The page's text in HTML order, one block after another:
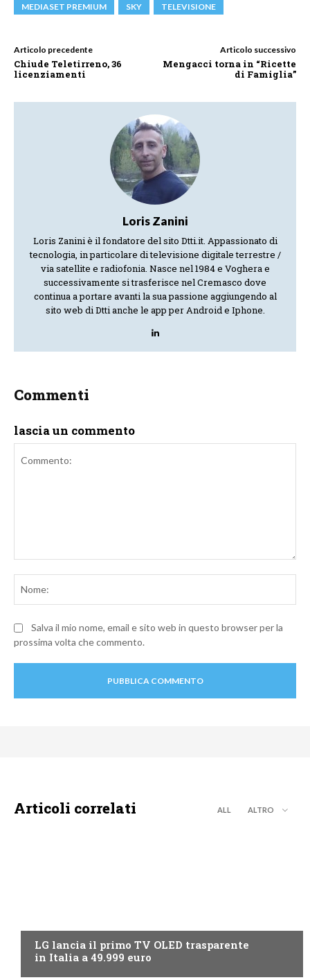
MEDIASET PREMIUM SKY TELEVISIONE
Articolo precedente
Chiude Teletirreno, 36
licenziamenti
Articolo successivo
Mengacci torna in “Ricette
di Famiglia”
Loris Zanini
Loris Zanini è il fondatore del sito Dtti.it. Appassionato di
tecnologia, in particolare di televisione digitale terrestre /
via satellite e radiofonia. Nasce nel 1984 e Voghera e
successivamente si trasferisce nel Cremasco dove
continua a portare avanti la sua passione aggiungendo al
sito web di Dtti anche le app per Android e Iphone.
Commenti
lascia un commento
Salva il mio nome, email e sito web in questo browser per la
prossima volta che commento.
Articoli correlati ALL ALTRO
LG lancia il primo TV OLED trasparente
in Italia a 49.999 euro